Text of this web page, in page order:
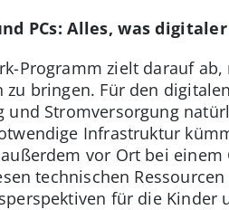
PCs: Alles, was
Programm zielt darauf
zu bringen. Für den
Stromversorgung
Infrastruktur
vor Ort bei
technischen
für die Kinder